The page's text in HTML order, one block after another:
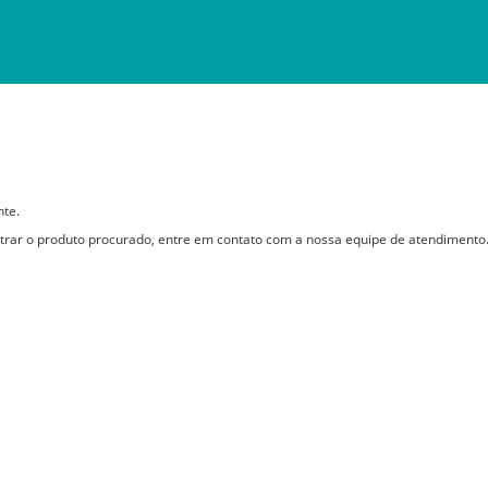
o produto procurado, entre em contato com a nossa equipe de atendimento.